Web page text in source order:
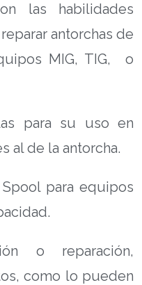
las habilidades
antorchas de
MIG, TIG, o
para su uso en
al de la antorcha.
para equipos
o reparación,
como lo pueden